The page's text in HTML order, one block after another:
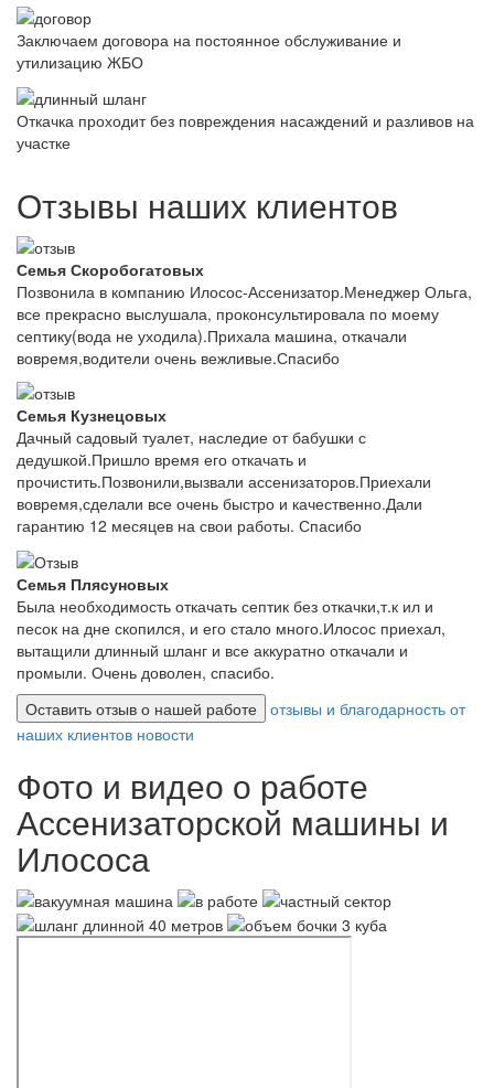
Заключаем договора на постоянное обслуживание и
утилизацию ЖБО
Откачка проходит без повреждения насаждений и разливов на
участке
Отзывы наших клиентов
Семья Скоробогатовых
Позвонила в компанию Илосос-Ассенизатор.Менеджер Ольга,
все прекрасно выслушала, проконсультировала по моему
септику(вода не уходила).Прихала машина, откачали
вовремя,водители очень вежливые.Спасибо
Семья Кузнецовых
Дачный садовый туалет, наследие от бабушки с
дедушкой.Пришло время его откачать и
прочистить.Позвонили,вызвали ассенизаторов.Приехали
вовремя,сделали все очень быстро и качественно.Дали
гарантию 12 месяцев на свои работы. Спасибо
Семья Плясуновых
Была необходимость откачать септик без откачки,т.к ил и
песок на дне скопился, и его стало много.Илосос приехал,
вытащили длинный шланг и все аккуратно откачали и
промыли. Очень доволен, спасибо.
Оставить отзыв о нашей работе
отзывы и благодарность от
наших клиентов новости
Фото и видео о работе
Ассенизаторской машины и
Илососа